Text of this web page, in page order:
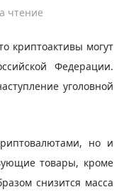
чтение
криптоактивы могут
Федерации.
уголовной
но и
товары, кроме
снизится масса